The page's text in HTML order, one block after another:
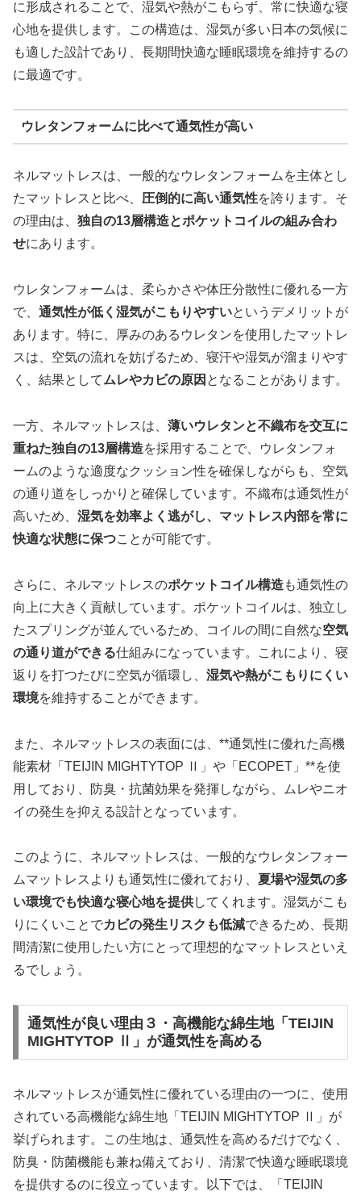
に形成されることで、湿気や熱がこもらず、常に快適な寝
心地を提供します。この構造は、湿気が多い日本の気候に
も適した設計であり、長期間快適な睡眠環境を維持するの
に最適です。
ウレタンフォームに比べて通気性が高い
ネルマットレスは、一般的なウレタンフォームを主体とし
たマットレスと比べ、 圧倒的に高い通気性を誇ります。そ
の理由は、 独自の13層構造とポケットコイルの組み合わ
せにあります。
ウレタンフォームは、柔らかさや体圧分散性に優れる一方
で、 通気性が低く湿気がこもりやすいというデメリットが
あります。特に、厚みのあるウレタンを使用したマットレ
スは、空気の流れを妨げるため、寝汗や湿気が溜まりやす
く、結果としてムレやカビの原因 となることがあります。
一方、ネルマットレスは、 薄いウレタンと不織布を交互に
重ねた独自の13層構造を採用することで、ウレタンフォ
ームのような適度なクッション性を確保しながらも、空気
の通り道をしっかりと確保しています。不織布は通気性が
高いため、 湿気を効率よく逃がし、マットレス内部を常に
快適な状態に保つことが可能です。
さらに、ネルマットレスのポケットコイル構造も通気性の
向上に大きく貢献しています。ポケットコイルは、独立し
たスプリングが並んでいるため、コイルの間に自然な空気
の通り道ができる仕組みになっています。これにより、寝
返りを打つたびに空気が循環し、 湿気や熱がこもりにくい
環境を維持することができます。
また、ネルマットレスの表面には、**通気性に優れた高機
能素材「TEIJIN MIGHTYTOP Ⅱ」や「ECOPET」**を使
用しており、防臭・抗菌効果を発揮しながら、ムレやニオ
イの発生を抑える設計となっています。
このように、ネルマットレスは、一般的なウレタンフォー
ムマットレスよりも通気性に優れており、 夏場や湿気の多
い環境でも快適な寝心地を提供してくれます。湿気がこも
りにくいことでカビの発生リスクも低減できるため、長期
間清潔に使用したい方にとって理想的なマットレスといえ
るでしょう。
通気性が良い理由３・高機能な綿生地「TEIJIN
MIGHTYTOP Ⅱ」が通気性を高める
ネルマットレスが通気性に優れている理由の一つに、使用
されている高機能な綿生地「TEIJIN MIGHTYTOP Ⅱ」が
挙げられます。この生地は、通気性を高めるだけでなく、
防臭・防菌機能も兼ね備えており、清潔で快適な睡眠環境
を提供するのに役立っています。以下では、「TEIJIN